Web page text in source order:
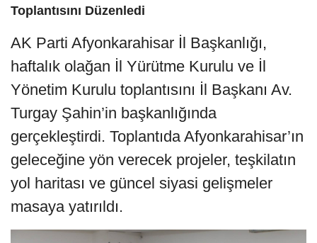
Toplantısını Düzenledi
AK Parti Afyonkarahisar İl Başkanlığı,
haftalık olağan İl Yürütme Kurulu ve İl
Yönetim Kurulu toplantısını İl Başkanı Av.
Turgay Şahin’in başkanlığında
gerçekleştirdi. Toplantıda Afyonkarahisar’ın
geleceğine yön verecek projeler, teşkilatın
yol haritası ve güncel siyasi gelişmeler
masaya yatırıldı.